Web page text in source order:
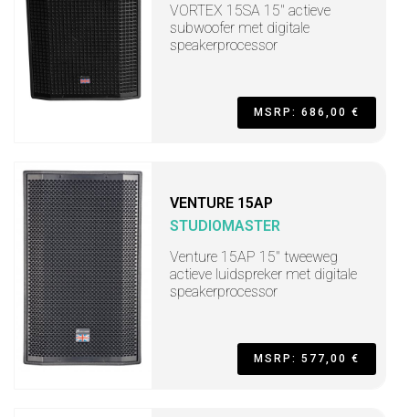
VORTEX 15SA 15" actieve
subwoofer met digitale
speakerprocessor
MSRP: 686,00 €
VENTURE 15AP
STUDIOMASTER
Venture 15AP 15" tweeweg
actieve luidspreker met digitale
speakerprocessor
MSRP: 577,00 €